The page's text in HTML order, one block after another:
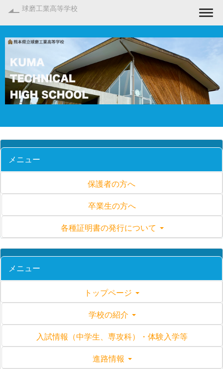
球磨工業高等学校
メニュー
保護者の方へ
卒業生の方へ
各種証明書の発行について
メニュー
トップページ
学校の紹介
入試情報（中学生、専攻科）・体験入学等
進路情報